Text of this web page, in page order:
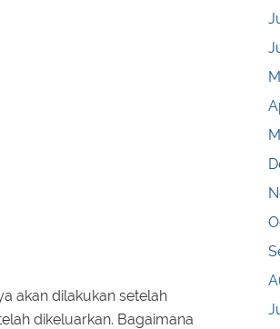
akan dilakukan setelah
dikeluarkan. Bagaimana